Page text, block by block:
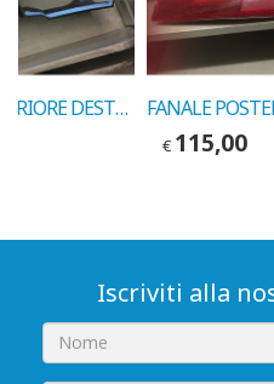
FANALE POSTERIORE DESTRO LANCIA DELTA 1998 COD. MARELLI 29390813
€ 115,00
Iscriviti alla